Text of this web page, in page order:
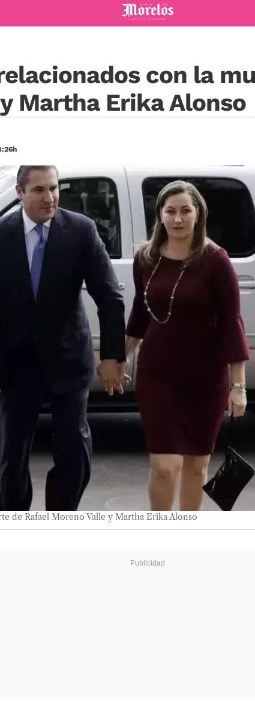
Diario de Morelos
con la
Martha Erika Alonso
de Rafael Moreno Valle y Martha Erika Alonso